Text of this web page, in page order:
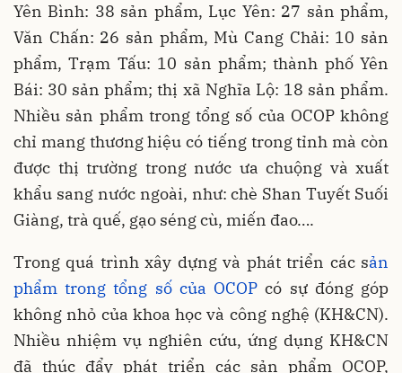
Yên Bình: 38 sản phẩm, Lục Yên: 27 sản phẩm,
Văn Chấn: 26 sản phẩm, Mù Cang Chải: 10 sản
phẩm, Trạm Tấu: 10 sản phẩm; thành phố Yên
Bái: 30 sản phẩm; thị xã Nghĩa Lộ: 18 sản phẩm.
Nhiều sản phẩm trong tổng số của OCOP không
chỉ mang thương hiệu có tiếng trong tỉnh mà còn
được thị trường trong nước ưa chuộng và xuất
khẩu sang nước ngoài, như: chè Shan Tuyết Suối
Giàng, trà quế, gạo séng cù, miến đao….
Trong quá trình xây dựng và phát triển các sản
phẩm trong tổng số của OCOP có sự đóng góp
không nhỏ của khoa học và công nghệ (KH&CN).
Nhiều nhiệm vụ nghiên cứu, ứng dụng KH&CN
đã thúc đẩy phát triển các sản phẩm OCOP,